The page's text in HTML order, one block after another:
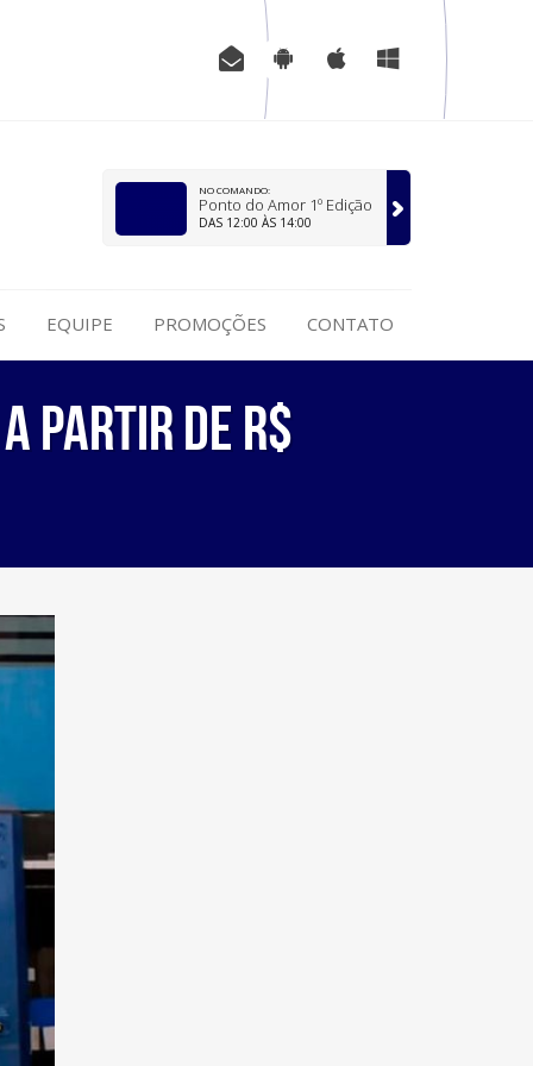
NO COMANDO:
Ponto do Amor 1º Edição
DAS 12:00 ÀS 14:00
EQUIPE PROMOÇÕES CONTATO
partir de R$